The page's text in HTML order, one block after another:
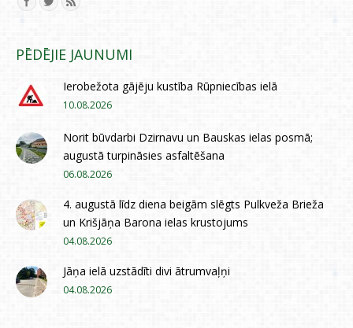
PĒDĒJIE JAUNUMI
Ierobežota gājēju kustība Rūpniecības ielā
10.08.2026
Norit būvdarbi Dzirnavu un Bauskas ielas posmā;
augustā turpināsies asfaltēšana
06.08.2026
4. augustā līdz diena beigām slēgts Pulkveža Brieža
un Krišjāņa Barona ielas krustojums
04.08.2026
Jāņa ielā uzstādīti divi ātrumvaļņi
04.08.2026